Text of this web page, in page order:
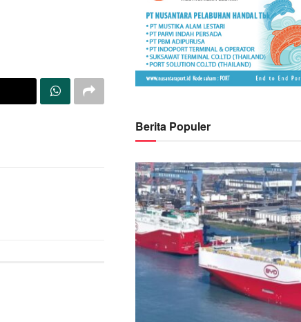
Berita Populer